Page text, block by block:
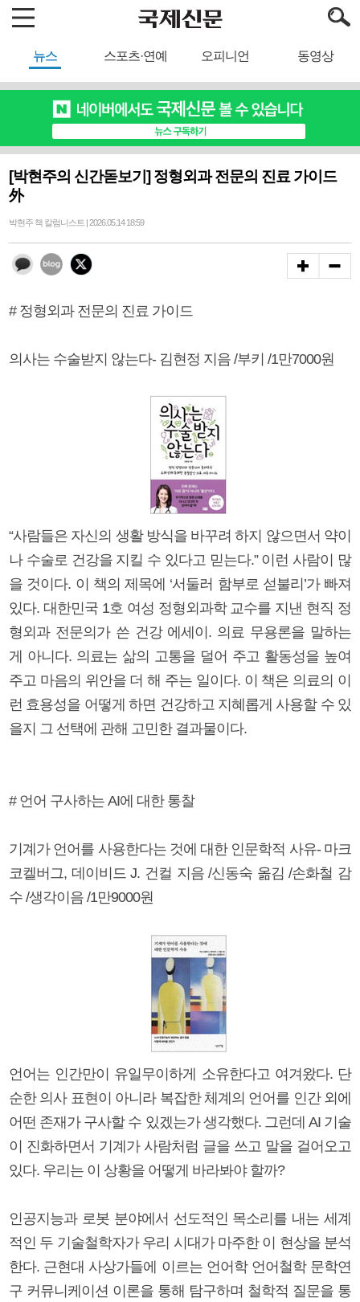
뉴스 스포츠·연예 오피니언 동영상
[박현주의 신간돋보기] 정형외과 전문의 진료 가이드
外
박현주 책 칼럼니스트 | 2026.05.14 18:59
# 정형외과 전문의 진료 가이드
의사는 수술받지 않는다- 김현정 지음 /부키 /1만7000원
“사람들은 자신의 생활 방식을 바꾸려 하지 않으면서 약이
나 수술로 건강을 지킬 수 있다고 믿는다.” 이런 사람이 많
을 것이다. 이 책의 제목에 ‘서둘러 함부로 섣불리’가 빠져
있다. 대한민국 1호 여성 정형외과학 교수를 지낸 현직 정
형외과 전문의가 쓴 건강 에세이. 의료 무용론을 말하는
게 아니다. 의료는 삶의 고통을 덜어 주고 활동성을 높여
주고 마음의 위안을 더 해 주는 일이다. 이 책은 의료의 이
런 효용성을 어떻게 하면 건강하고 지혜롭게 사용할 수 있
을지 그 선택에 관해 고민한 결과물이다.
# 언어 구사하는 AI에 대한 통찰
기계가 언어를 사용한다는 것에 대한 인문학적 사유- 마크
코켈버그, 데이비드 J. 건컬 지음 /신동숙 옮김 /손화철 감
수 /생각이음 /1만9000원
언어는 인간만이 유일무이하게 소유한다고 여겨왔다. 단
순한 의사 표현이 아니라 복잡한 체계의 언어를 인간 외에
어떤 존재가 구사할 수 있겠는가 생각했다. 그런데 AI 기술
이 진화하면서 기계가 사람처럼 글을 쓰고 말을 걸어오고
있다. 우리는 이 상황을 어떻게 바라봐야 할까?
인공지능과 로봇 분야에서 선도적인 목소리를 내는 세계
적인 두 기술철학자가 우리 시대가 마주한 이 현상을 분석
한다. 근현대 사상가들에 이르는 언어학 언어철학 문학연
구 커뮤니케이션 이론을 통해 탐구하며 철학적 질문을 통